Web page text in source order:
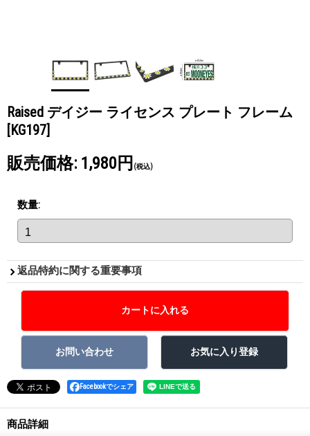
Raised デイジー ライセンス プレート フレーム
[KG197]
販売価格: 1,980円 (税込)
数量:
返品特約に関する重要事項
Facebookでシェア
商品詳細